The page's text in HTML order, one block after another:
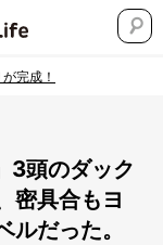
完成！
3頭のダック
密具合もヨ
だった。